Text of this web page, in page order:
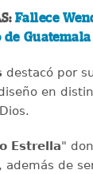
Fallece
Guatemala
destacó por
en
Estrella"
además de